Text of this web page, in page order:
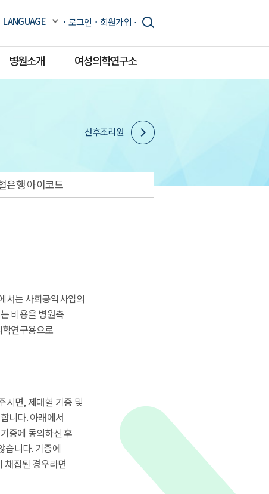
LANGUAGE 로그인 회원가입
병원소개 여성의학연구소
산후조리원
은행 아이코드
서는 사회공익사업의
비용을 병원측
연구용으로
시면, 제대혈 기증 및
니다. 아래에서
증에 동의하신 후
습니다. 기증에
채집된 경우라면